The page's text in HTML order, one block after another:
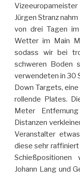
Vizeeuropameister
Jürgen Stranz
von drei Tagen
Wetter im Main
sodass wir bei
schweren Boden
verwendeten in 30
Down Targets,
rollende Plates.
Meter
Distanzen
Veranstalter
diese sehr
Schießpositionen
Johann Lang und